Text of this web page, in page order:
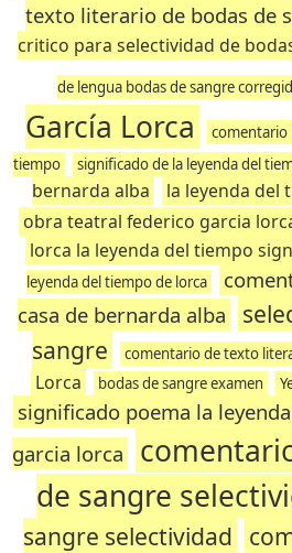
texto literario de bodas de
critico para selectividad de
de lengua bodas de sangre
García Lorca
comentario
tiempo
significado de la leyenda del
bernarda alba
la leyenda del
obra teatral federico garcia
lorca la leyenda del tiempo
leyenda del tiempo de lorca
casa de bernarda alba
sangre
comentario de texto
Lorca bodas de sangre examen
significado poema la
garcia lorca
de sangre
sangre selectividad